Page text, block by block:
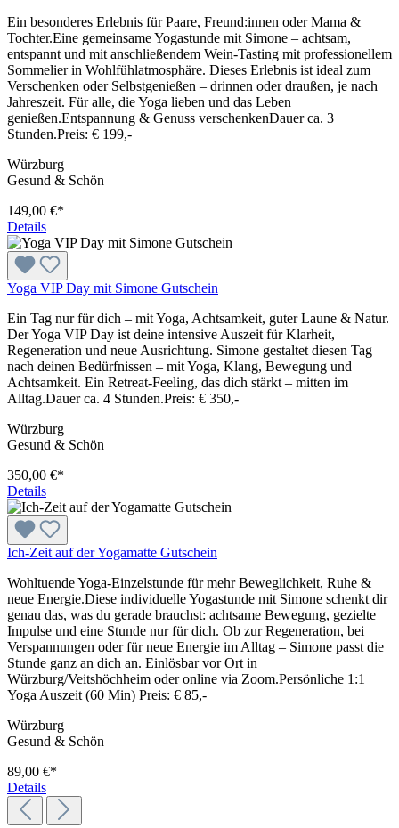
Ein besonderes Erlebnis für Paare, Freund:innen oder Mama &
Tochter.Eine gemeinsame Yogastunde mit Simone – achtsam,
entspannt und mit anschließendem Wein-Tasting mit professionellem
Sommelier in Wohlfühlatmosphäre. Dieses Erlebnis ist ideal zum
Verschenken oder Selbstgenießen – drinnen oder draußen, je nach
Jahreszeit. Für alle, die Yoga lieben und das Leben
genießen.Entspannung & Genuss verschenkenDauer ca. 3
Stunden.Preis: € 199,-
Würzburg
Gesund & Schön
149,00 €*
Details
Yoga VIP Day mit Simone Gutschein
Ein Tag nur für dich – mit Yoga, Achtsamkeit, guter Laune & Natur.
Der Yoga VIP Day ist deine intensive Auszeit für Klarheit,
Regeneration und neue Ausrichtung. Simone gestaltet diesen Tag
nach deinen Bedürfnissen – mit Yoga, Klang, Bewegung und
Achtsamkeit. Ein Retreat-Feeling, das dich stärkt – mitten im
Alltag.Dauer ca. 4 Stunden.Preis: € 350,-
Würzburg
Gesund & Schön
350,00 €*
Details
Ich-Zeit auf der Yogamatte Gutschein
Wohltuende Yoga-Einzelstunde für mehr Beweglichkeit, Ruhe &
neue Energie.Diese individuelle Yogastunde mit Simone schenkt dir
genau das, was du gerade brauchst: achtsame Bewegung, gezielte
Impulse und eine Stunde nur für dich. Ob zur Regeneration, bei
Verspannungen oder für neue Energie im Alltag – Simone passt die
Stunde ganz an dich an. Einlösbar vor Ort in
Würzburg/Veitshöchheim oder online via Zoom.Persönliche 1:1
Yoga Auszeit (60 Min) Preis: € 85,-
Würzburg
Gesund & Schön
89,00 €*
Details